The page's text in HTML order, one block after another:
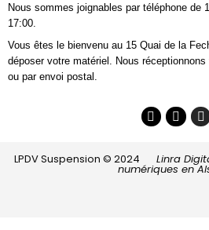
Nous sommes joignables par téléphone de
17:00.
Vous êtes le bienvenu au 15 Quai de la
déposer votre matériel. Nous
ou par envoi postal.
LPDV Suspension © 2024 Linra
numériques en